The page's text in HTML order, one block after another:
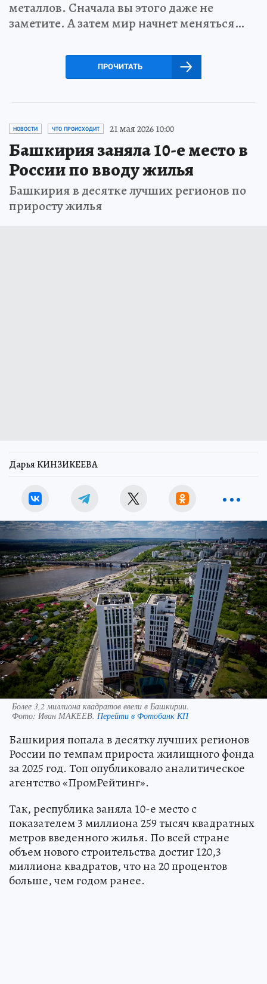
металлов. Сначала вы этого даже не
заметите. А затем мир начнет меняться…
ПРОЧИТАТЬ
НОВОСТИ ЧТО ПРОИСХОДИТ 21 мая 2026 10:00
Башкирия заняла 10-е место в
России по вводу жилья
Башкирия в десятке лучших регионов по
приросту жилья
Дарья КИНЗИКЕЕВА
Более 3,2 миллиона квадратов ввели в Башкирии.
Фото: Иван МАКЕЕВ. Перейти в Фотобанк КП
Башкирия попала в десятку лучших регионов
России по темпам прироста жилищного фонда
за 2025 год. Топ опубликовало аналитическое
агентство «ПромРейтинг».
Так, республика заняла 10-е место с
показателем 3 миллиона 259 тысяч квадратных
метров введенного жилья. По всей стране
объем нового строительства достиг 120,3
миллиона квадратов, что на 20 процентов
больше, чем годом ранее.